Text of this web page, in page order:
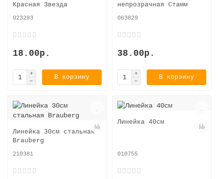
Красная Звезда
023293
18.00р.
В корзину
непрозрачная Стамм
063829
38.00р.
В корзину
Линейка 30см стальная
Brauberg
210381
Линейка 40см
010755